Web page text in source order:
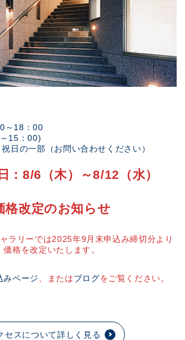
～18：00
15：00)
日の一部（お問い合わせください）
：8/6（木）～8/12（水）
格改定のお知らせ
ラリーでは2025年9月末申込み締切分より
価格を改定いたします。
みページ 、またはブログをご覧ください。
セスについて詳しく見る